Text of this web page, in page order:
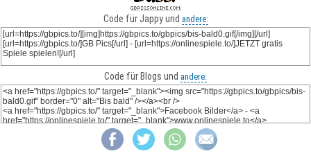
Code für Jappy und andere:
Code für Blogs und andere: